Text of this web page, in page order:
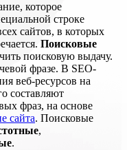
которое
строке
сайтов, в которых
Поисковые
поисковую выдачу.
фразе. В SEO-
веб-ресурсов на
составляют
фраз, на основе
сайта. Поисковые
,
.